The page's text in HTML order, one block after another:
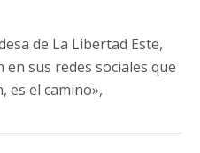
de La Libertad Este,
sus redes sociales que
es el camino»,